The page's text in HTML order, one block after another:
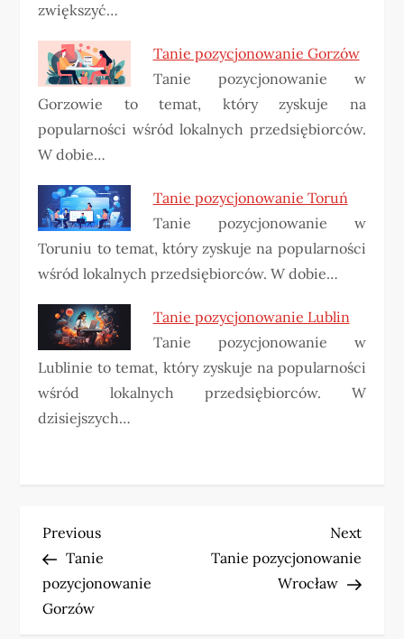
zwiększyć…
Tanie pozycjonowanie Gorzów
Tanie pozycjonowanie w
Gorzowie to temat, który zyskuje na
popularności wśród lokalnych przedsiębiorców.
W dobie…
Tanie pozycjonowanie Toruń
Tanie pozycjonowanie w
Toruniu to temat, który zyskuje na popularności
wśród lokalnych przedsiębiorców. W dobie…
Tanie pozycjonowanie Lublin
Tanie pozycjonowanie w
Lublinie to temat, który zyskuje na popularności
wśród lokalnych przedsiębiorców. W
dzisiejszych…
N
a
w
Previous
Post
Previous
Tanie
pozycjonowanie
Gorzów
Next
Post
Next
Tanie pozycjonowanie
Wrocław